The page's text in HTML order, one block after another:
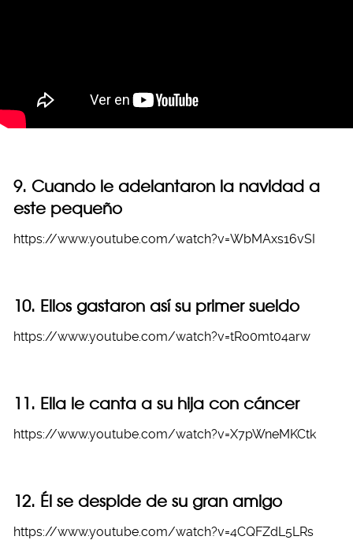
9. Cuando le adelantaron la navidad a
este pequeño
https://www.youtube.com/watch?v=WbMAxs16vSI
10. Ellos gastaron así su primer sueldo
https://www.youtube.com/watch?v=tRo0mt04arw
11. Ella le canta a su hija con cáncer
https://www.youtube.com/watch?v=X7pWneMKCtk
12. Él se despide de su gran amigo
https://www.youtube.com/watch?v=4CQFZdL5LRs